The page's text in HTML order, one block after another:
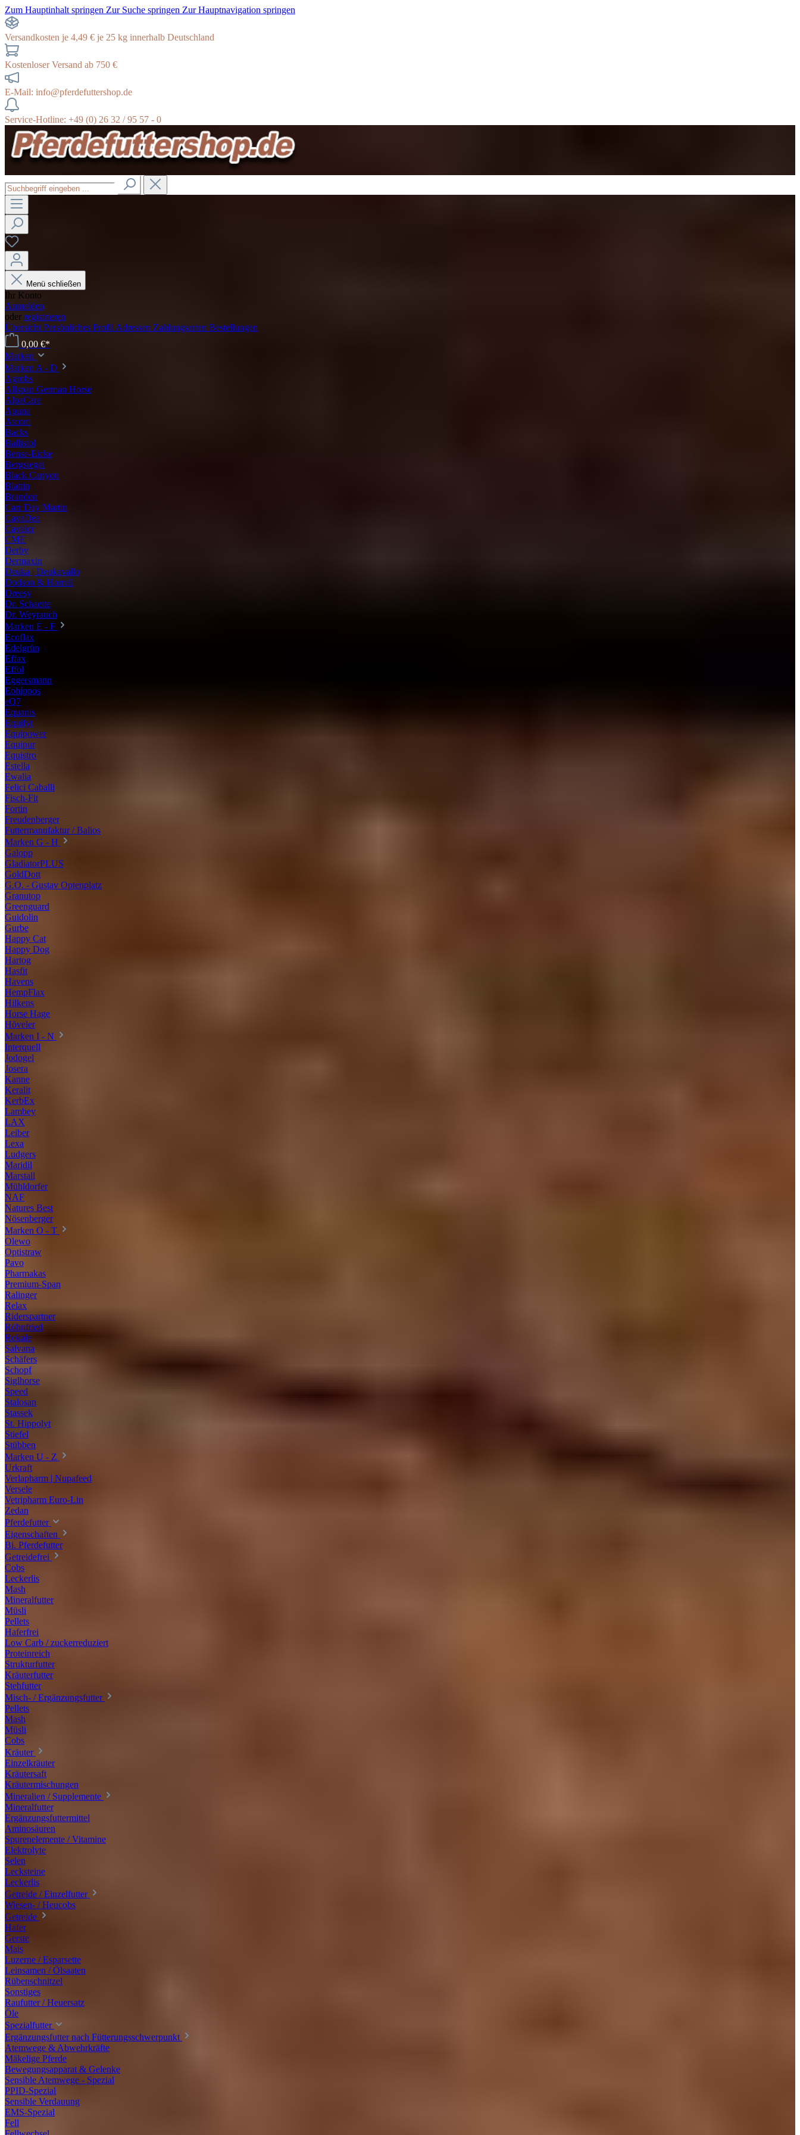
Zum Hauptinhalt springen Zur Suche springen Zur Hauptnavigation springen
Versandkosten je 4,49 € je 25 kg innerhalb Deutschland
Kostenloser Versand ab 750 €
E-Mail: info@pferdefuttershop.de
Service-Hotline: +49 (0) 26 32 / 95 57 - 0
Menü schließen
Ihr Konto
Anmelden
oder registrieren
Übersicht Persönliches Profil Adressen Zahlungsarten Bestellungen
0,00 €*
Marken
Marken A - D
Agrobs
Allspan German Horse
AlpaCare
Apuna
Atcom
Backs
Ballistol
Bense-Eicke
Bergsiegel
Black Canyon
Blattin
Brandon
Carr Day Martin
CavaDea
Cavalor
CME
Derby
Dermaxin
Deuka | Deukavallo
Dodson & Horrell
Dreesy
Dr. Schaette
Dr. Weyrauch
Marken E - F
Ecoflax
Edelgrün
Effax
Effol
Eggersmann
Eohippos
eQ7
Equanis
Equifyt
Equipower
Equipur
Equistro
Estella
Ewalia
Felici Caballi
Fisch-Fit
Fortin
Freudenberger
Futtermanufaktur / Balios
Marken G - H
Galopp
GladiatorPLUS
GoldDott
G.O. - Gustav Optenplatz
Granutop
Greenguard
Guidolin
Gurbe
Happy Cat
Happy Dog
Hartog
Hasfit
Havens
HempFlax
Hilkens
Horse Hage
Höveler
Marken I - N
Interquell
Jodogel
Josera
Kanne
Keralit
KerbEx
Lambey
LAX
Leiber
Lexa
Ludgers
Maridil
Marstall
Mühldorfer
NAF
Natures Best
Nösenberger
Marken O - T
Olewo
Optistraw
Pavo
Pharmakas
Premium-Span
Ralinger
Relax
Riderspartner
Röhnfried
Rokale
Salvana
Schäfers
Schopf
Siglhorse
Speed
Stalosan
Stassek
St. Hippolyt
Stiefel
Stübben
Marken U - Z
Urkraft
Verlapharm | Nupafeed
Versele
Vetripharm Euro-Lin
Zedan
Pferdefutter
Eigenschaften
Bi. Pferdefutter
Getreidefrei
Cobs
Leckerlis
Mash
Mineralfutter
Müsli
Pellets
Haferfrei
Low Carb / zuckerreduziert
Proteinreich
Strukturfutter
Kräuterfutter
Stehfutter
Misch- / Ergänzungsfutter
Pellets
Mash
Müsli
Cobs
Kräuter
Einzelkräuter
Kräutersaft
Kräutermischungen
Mineralien / Supplemente
Mineralfutter
Ergänzungsfuttermittel
Aminosäuren
Spurenelemente / Vitamine
Elektrolyte
Selen
Lecksteine
Leckerlis
Getreide / Einzelfutter
Wiesen- / Heucobs
Getreide
Hafer
Gerste
Mais
Luzerne / Esparsette
Leinsamen / Ölsaaten
Rübenschnitzel
Sonstiges
Raufutter / Heuersatz
Öle
Spezialfutter
Ergänzungsfutter nach Fütterungsschwerpunkt
Atemwege & Abwehrkräfte
Mäkelige Pferde
Bewegungsapparat & Gelenke
Sensible Atemwege - Spezial
PPID-Spezial
Sensible Verdauung
EMS-Spezial
Fell